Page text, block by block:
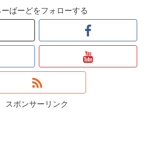
ばーどをフォローする
スポンサーリンク